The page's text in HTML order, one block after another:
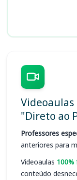
Videoaulas
"Direto ao
Professores
anteriores para
Videoaulas 100%
conteúdo